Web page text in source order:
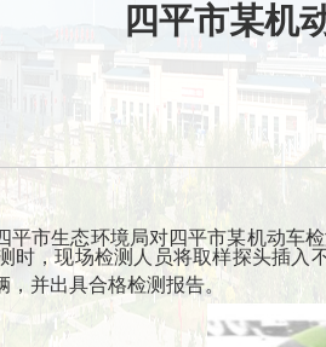
四平市某机
市生态环境局对四平市某机动车检
时，现场检测人员将取样探头插入
并出具合格检测报告。